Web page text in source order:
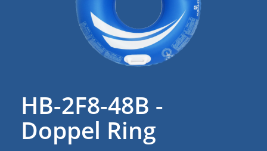
HB-2F8-48B -
Doppel Ring